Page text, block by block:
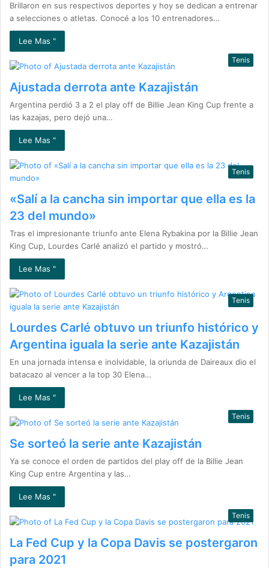
Brillaron en sus respectivos deportes y hoy se dedican a entrenar
a selecciones o atletas. Conocé a los 10 entrenadores…
Lee Mas "
Tenis
Ajustada derrota ante Kazajistán
Argentina perdió 3 a 2 el play off de Billie Jean King Cup frente a
las kazajas, pero dejó una…
Lee Mas "
Tenis
«Salí a la cancha sin importar que ella es la
23 del mundo»
Tras el impresionante triunfo ante Elena Rybakina por la Billie Jean
King Cup, Lourdes Carlé analizó el partido y mostró…
Lee Mas "
Tenis
Lourdes Carlé obtuvo un triunfo histórico y
Argentina iguala la serie ante Kazajistán
En una jornada intensa e inolvidable, la oriunda de Daireaux dio el
batacazo al vencer a la top 30 Elena…
Lee Mas "
Tenis
Se sorteó la serie ante Kazajistán
Ya se conoce el orden de partidos del play off de la Billie Jean
King Cup entre Argentina y las…
Lee Mas "
Tenis
La Fed Cup y la Copa Davis se postergaron
para 2021